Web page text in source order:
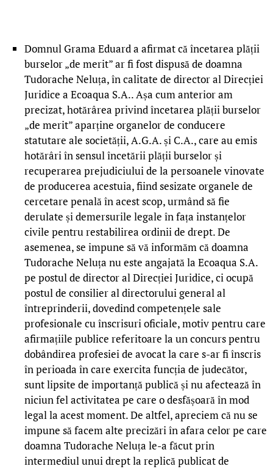
Domnul Grama Eduard a afirmat că încetarea plății
burselor „de merit” ar fi fost dispusă de doamna
Tudorache Neluța, în calitate de director al Direcției
Juridice a Ecoaqua S.A.. Așa cum anterior am
precizat, hotărârea privind încetarea plății burselor
„de merit” aparține organelor de conducere
statutare ale societății, A.G.A. și C.A., care au emis
hotărâri în sensul încetării plății burselor și
recuperarea prejudiciului de la persoanele vinovate
de producerea acestuia, fiind sesizate organele de
cercetare penală în acest scop, urmând să fie
derulate și demersurile legale în fața instanțelor
civile pentru restabilirea ordinii de drept. De
asemenea, se impune să vă informăm că doamna
Tudorache Neluța nu este angajată la Ecoaqua S.A.
pe postul de director al Direcției Juridice, ci ocupă
postul de consilier al directorului general al
întreprinderii, dovedind competențele sale
profesionale cu înscrisuri oficiale, motiv pentru care
afirmațiile publice referitoare la un concurs pentru
dobândirea profesiei de avocat la care s-ar fi înscris
în perioada în care exercita funcția de judecător,
sunt lipsite de importanță publică și nu afectează în
niciun fel activitatea pe care o desfășoară în mod
legal la acest moment. De altfel, apreciem că nu se
impune să facem alte precizări în afara celor pe care
doamna Tudorache Neluța le-a făcut prin
intermediul unui drept la replică publicat de